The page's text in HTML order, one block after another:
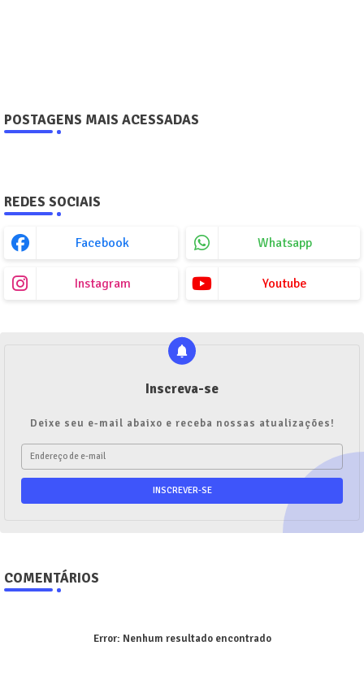
POSTAGENS MAIS ACESSADAS
REDES SOCIAIS
Facebook Whatsapp
Instagram Youtube
Inscreva-se
Deixe seu e-mail abaixo e receba nossas atualizações!
COMENTÁRIOS
Error: Nenhum resultado encontrado